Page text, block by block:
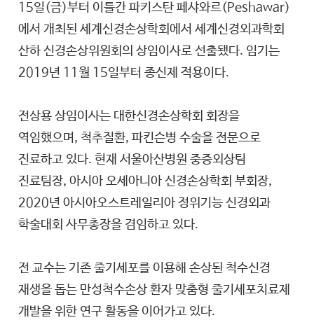
15일(금)부터 이틀간 파키스탄 페샤와르(Peshawar)
에서 개최된 세계신경손상학회에서 세계신경외과학회
산하 신경손상위원회의 상임이사로 선출됐다. 임기는
2019년 11월 15일부터 종신제 적용이다.
전상용 상임이사는 대한신경손상학회 회장을
역임했으며, 척추질환, 파킨슨병 수술을 전문으로
진료하고 있다. 현재 서울아산병원 중증외상팀
진료팀장, 아시아 오세아니아 신경손상학회 부회장,
2020년 아시아오스트레일리아 정위기능 신경외과
학술대회 사무총장을 겸임하고 있다.
전 교수는 기존 줄기세포를 이용해 손상된 척수신경
재생을 돕는 만성척수손상 환자 맞춤형 줄기세포치료제
개발을 위한 연구 활동을 이어가고 있다.